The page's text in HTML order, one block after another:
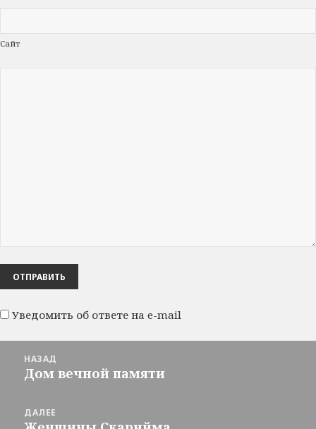
Сайт
Уведомить об ответе на e-mail
записям
НАЗАД
Предыдущая
Дом вечной памяти
ДАЛЕЕ